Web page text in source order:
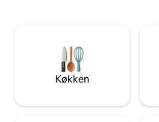
bondegårdsophold med plads til at
genoprette kontakten, slappe af
omgivet af naturens rolige rytme.
Køkken